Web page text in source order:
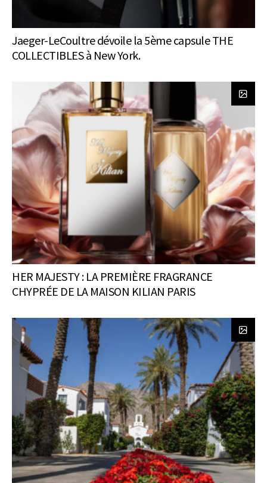
Jaeger-LeCoultre dévoile la 5ème capsule THE
COLLECTIBLES à New York.
HER MAJESTY : LA PREMIÈRE FRAGRANCE
CHYPRÉE DE LA MAISON KILIAN PARIS